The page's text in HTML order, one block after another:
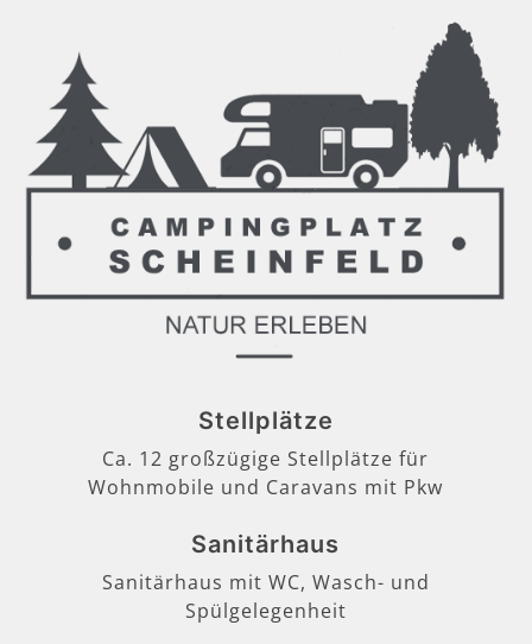
Stellplätze
Ca. 12 großzügige Stellplätze für
Wohnmobile und Caravans mit Pkw
Sanitärhaus
Sanitärhaus mit WC, Wasch- und
Spülgelegenheit